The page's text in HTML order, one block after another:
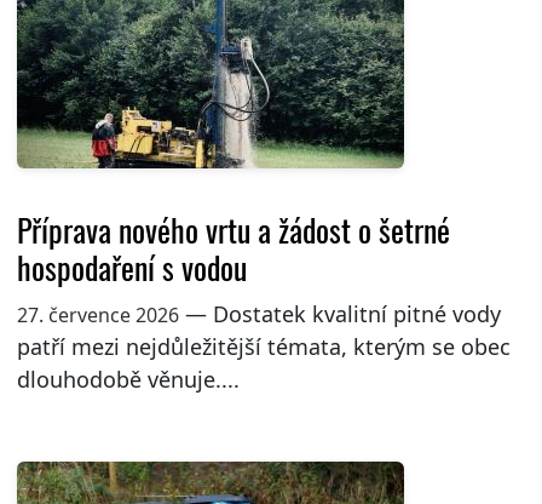
Příprava nového vrtu a žádost o šetrné
hospodaření s vodou
27. července 2026— Dostatek kvalitní pitné vody
patří mezi nejdůležitější témata, kterým se obec
dlouhodobě věnuje....